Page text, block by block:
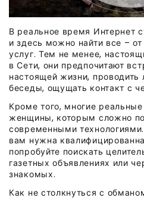
В реальное время Интернет
и здесь можно найти все –
услуг. Тем не менее,
в Сети, они предпочитают
настоящей жизни,
беседы, ощущать контакт с
Кроме того, многие
женщины, которым сложно
современными
вам нужна
попробуйте поискать
газетных объявлениях или
знакомых.
Как не столкнуться с